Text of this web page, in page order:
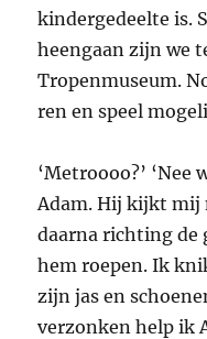
kindergedeelte is.
heengaan zijn we
Tropenmuseum.
ren en speel
‘Metroooo?’ ‘Nee
Adam. Hij kijkt mij
daarna richting de
hem roepen. Ik
zijn jas en
verzonken help ik